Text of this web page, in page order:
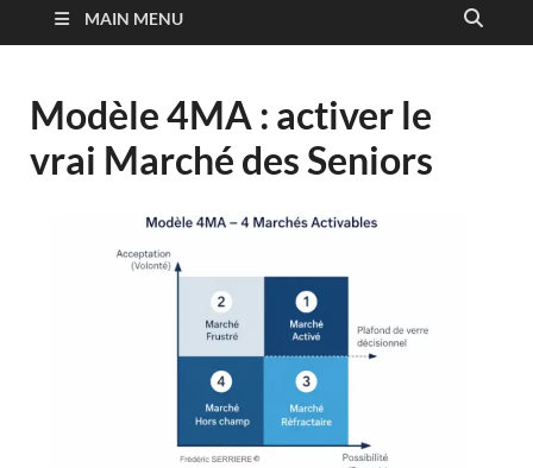
MAIN MENU
Modèle 4MA : activer le
vrai Marché des Seniors